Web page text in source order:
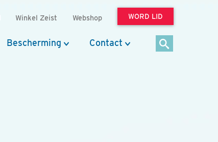
Winkel Zeist Webshop WORD LID
Bescherming Contact